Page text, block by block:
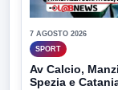
7 AGOSTO 2026
SPORT
Av Calcio,
Spezia e